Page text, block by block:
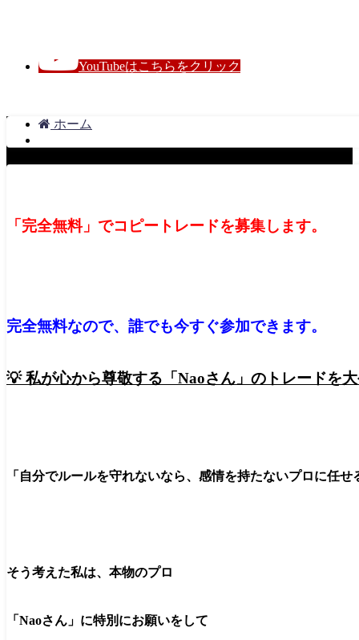
YouTubeはこちらをクリック
ホーム
「完全無料」でコピートレードを募集します。
完全無料なので、誰でも今すぐ参加できます。
💡 私が心から尊敬する 「Naoさん」のトレードを
「自分でルールを守れないなら、感情を持たないプロに任せ
そう考えた私は、 本物のプロ
「Naoさん」に特別にお願いをして